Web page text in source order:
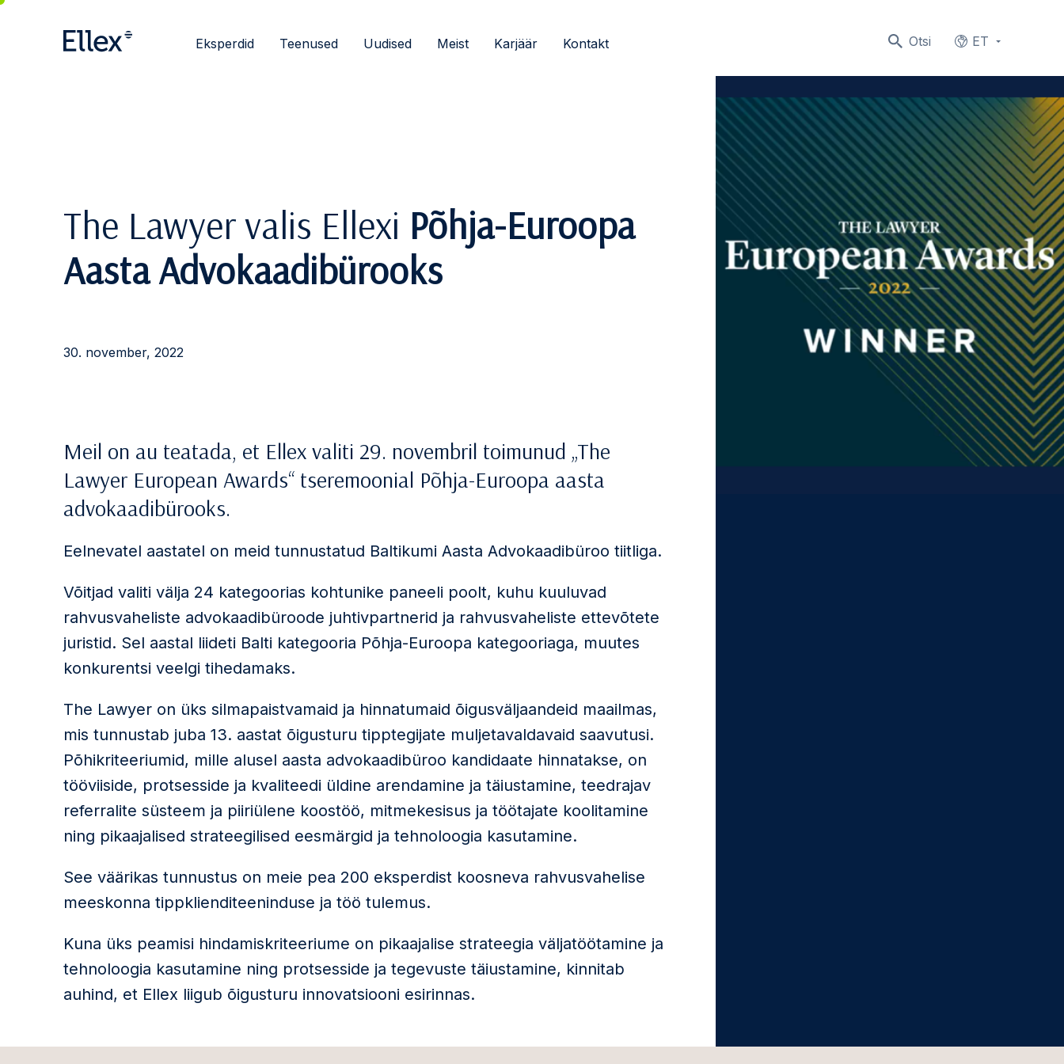
Otsi ET
Eksperdid Teenused Uudised Meist Karjäär Kontakt
The Lawyer valis Ellexi Põhja-Euroopa
Aasta Advokaadibürooks
30. november, 2022
Meil on au teatada, et Ellex valiti 29. novembril toimunud „The
Lawyer European Awards“ tseremoonial Põhja-Euroopa aasta
advokaadibürooks.
Eelnevatel aastatel on meid tunnustatud Baltikumi Aasta Advokaadibüroo tiitliga.
Võitjad valiti välja 24 kategoorias kohtunike paneeli poolt, kuhu kuuluvad
rahvusvaheliste advokaadibüroode juhtivpartnerid ja rahvusvaheliste ettevõtete
juristid. Sel aastal liideti Balti kategooria Põhja-Euroopa kategooriaga, muutes
konkurentsi veelgi tihedamaks.
The Lawyer on üks silmapaistvamaid ja hinnatumaid õigusväljaandeid maailmas,
mis tunnustab juba 13. aastat õigusturu tipptegijate muljetavaldavaid saavutusi.
Põhikriteeriumid, mille alusel aasta advokaadibüroo kandidaate hinnatakse, on
tööviiside, protsesside ja kvaliteedi üldine arendamine ja täiustamine, teedrajav
referralite süsteem ja piiriülene koostöö, mitmekesisus ja töötajate koolitamine
ning pikaajalised strateegilised eesmärgid ja tehnoloogia kasutamine.
See väärikas tunnustus on meie pea 200 eksperdist koosneva rahvusvahelise
meeskonna tippklienditeeninduse ja töö tulemus.
Kuna üks peamisi hindamiskriteeriume on pikaajalise strateegia väljatöötamine ja
tehnoloogia kasutamine ning protsesside ja tegevuste täiustamine, kinnitab
auhind, et Ellex liigub õigusturu innovatsiooni esirinnas.